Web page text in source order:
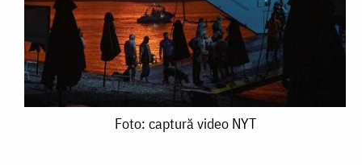
Foto: captură video NYT